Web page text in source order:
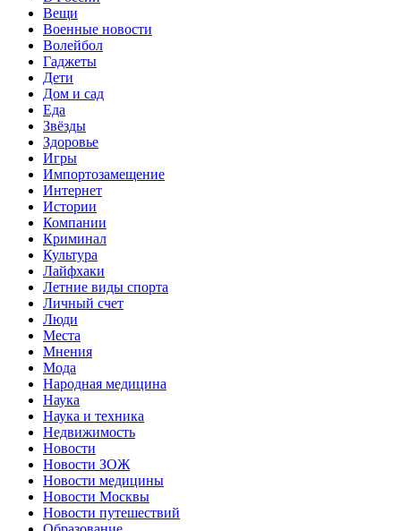
Вещи
Военные новости
Волейбол
Гаджеты
Дети
Дом и сад
Еда
Звёзды
Здоровье
Игры
Импортозамещение
Интернет
Истории
Компании
Криминал
Культура
Лайфхаки
Летние виды спорта
Личный счет
Люди
Места
Мнения
Мода
Народная медицина
Наука
Наука и техника
Недвижимость
Новости
Новости ЗОЖ
Новости медицины
Новости Москвы
Новости путешествий